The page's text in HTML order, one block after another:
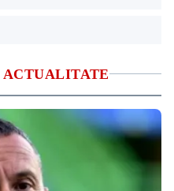
ACTUALITATE